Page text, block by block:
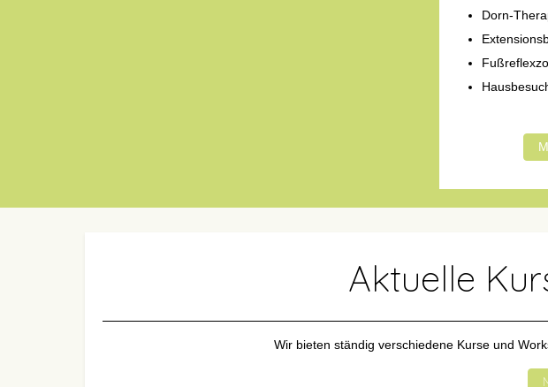
Dorn-
Aktuelle
Wir bieten ständig verschiedene Kurse und